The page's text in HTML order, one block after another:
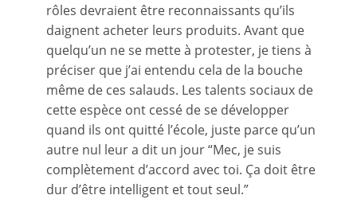
rôles devraient être reconnaissants qu’ils
daignent acheter leurs produits. Avant que
quelqu’un ne se mette à protester, je tiens à
préciser que j’ai entendu cela de la bouche
même de ces salauds. Les talents sociaux de
cette espèce ont cessé de se développer
quand ils ont quitté l’école, juste parce qu’un
autre nul leur a dit un jour “Mec, je suis
complètement d’accord avec toi. Ça doit être
dur d’être intelligent et tout seul.”